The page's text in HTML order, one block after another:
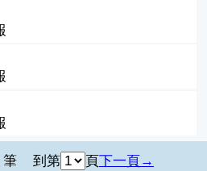
筆 到第 頁下一頁